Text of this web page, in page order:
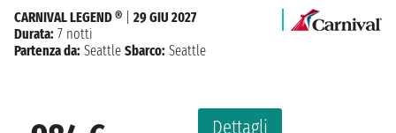
Dettagli
CARNIVAL LEGEND ®
29 GIU 2027
Durata: 7 notti
Partenza da: Seattle Sbarco: Seattle